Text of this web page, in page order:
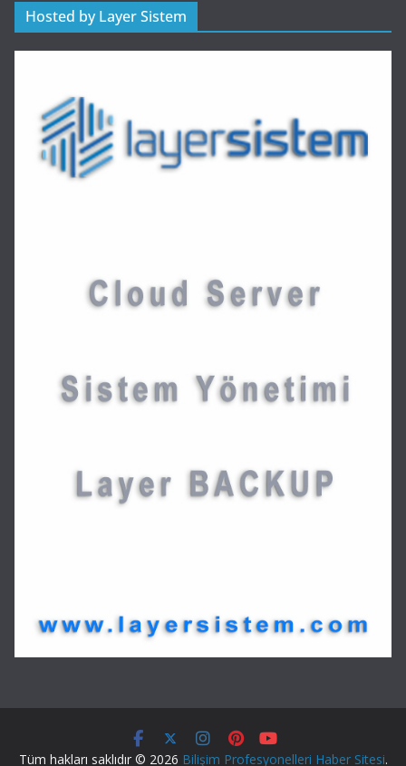
Hosted by Layer Sistem
Tüm hakları saklıdır © 2026 Bilişim Profesyonelleri Haber Sitesi.